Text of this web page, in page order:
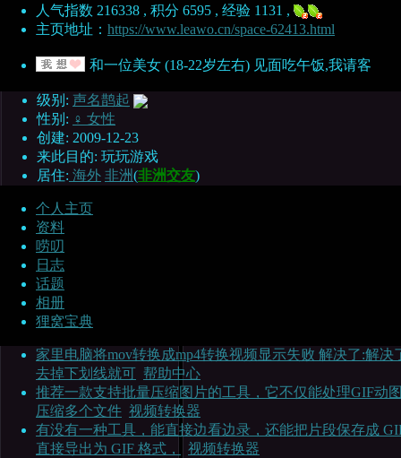
人气指数 216338 , 积分 6595 , 经验 1131 ,
主页地址： https://www.leawo.cn/space-62413.html
和一位美女 (18-22岁左右) 见面吃午饭,我请客
级别: 声名鹊起
性别: ♀ 女性
创建: 2009-12-23
来此目的: 玩玩游戏
居住: 海外 非洲(非洲交友)
个人主页
资料
唠叨
日志
话题
相册
狸窝宝典
家里电脑将mov转换成mp4转换视频显示失败 解决了:解决
去掉下划线就可 帮助中心
推荐一款支持批量压缩图片的工具，它不仅能处理GIF动
压缩多个文件 视频转换器
有没有一种工具，能直接边看边录，还能把片段保存成
直接导出为 GIF 格式，
视频转换器